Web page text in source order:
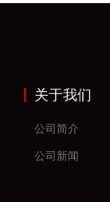
关于我们
公司简介
公司新闻